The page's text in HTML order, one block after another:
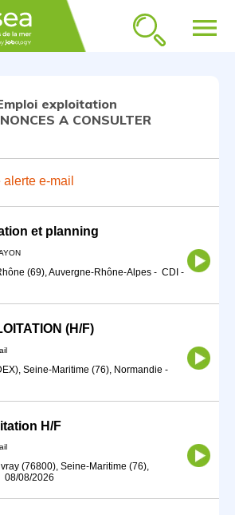
menu
exploitation
A CONSULTER
e-mail
et planning
(69), Auvergne-Rhône-Alpes - CDI -
(H/F)
Seine-Maritime (76), Normandie -
H/F
(76800), Seine-Maritime (76),
08/08/2026